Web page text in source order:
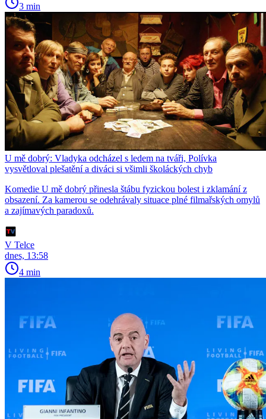
3 min
U mě dobrý: Vladyka odcházel s ledem na tváři, Polívka
vysvětloval plešatění a diváci si všimli školáckých chyb
Komedie U mě dobrý přinesla štábu fyzickou bolest i zklamání z
obsazení. Za kamerou se odehrávaly situace plné filmařských omylů
a zajímavých paradoxů.
V Telce
dnes, 13:58
4 min